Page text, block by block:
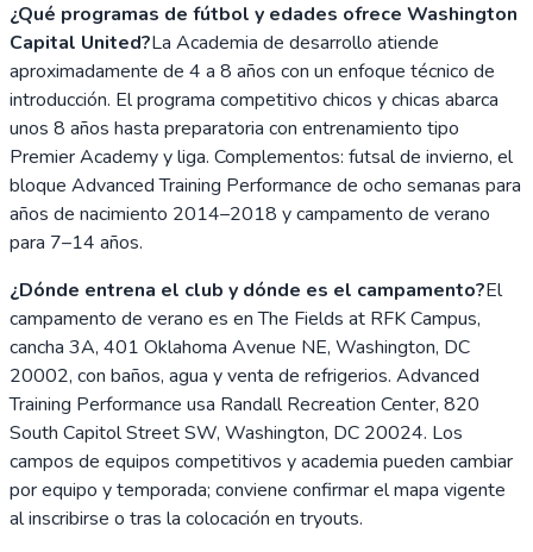
¿Qué programas de fútbol y edades ofrece Washington
Capital United?La Academia de desarrollo atiende
aproximadamente de 4 a 8 años con un enfoque técnico de
introducción. El programa competitivo chicos y chicas abarca
unos 8 años hasta preparatoria con entrenamiento tipo
Premier Academy y liga. Complementos: futsal de invierno, el
bloque Advanced Training Performance de ocho semanas para
años de nacimiento 2014–2018 y campamento de verano
para 7–14 años.
¿Dónde entrena el club y dónde es el campamento?El
campamento de verano es en The Fields at RFK Campus,
cancha 3A, 401 Oklahoma Avenue NE, Washington, DC
20002, con baños, agua y venta de refrigerios. Advanced
Training Performance usa Randall Recreation Center, 820
South Capitol Street SW, Washington, DC 20024. Los
campos de equipos competitivos y academia pueden cambiar
por equipo y temporada; conviene confirmar el mapa vigente
al inscribirse o tras la colocación en tryouts.